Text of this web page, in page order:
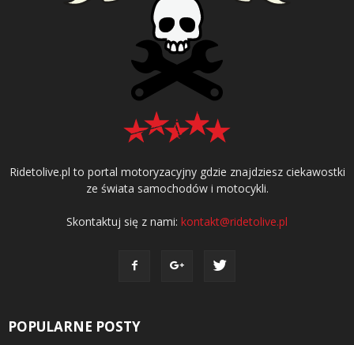
Ridetolive.pl to portal motoryzacyjny gdzie znajdziesz ciekawostki
ze świata samochodów i motocykli.
Skontaktuj się z nami: kontakt@ridetolive.pl
POPULARNE POSTY